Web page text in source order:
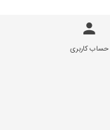
حساب کاربری
تیوان صنعت |